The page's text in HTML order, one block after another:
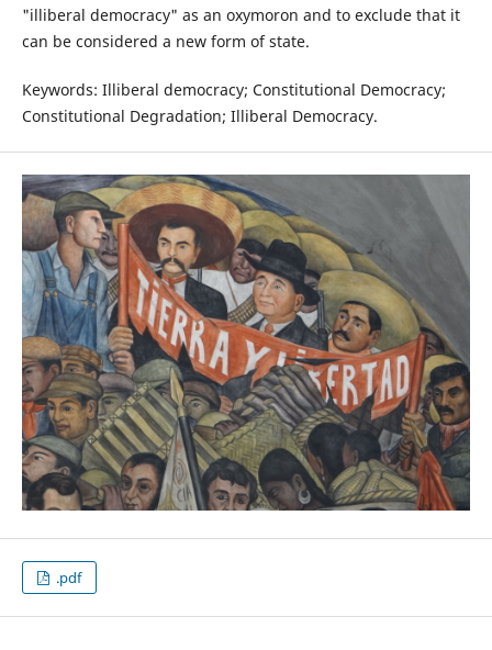
"illiberal democracy" as an oxymoron and to exclude that it
can be considered a new form of state.
Keywords: Illiberal democracy; Constitutional Democracy;
Constitutional Degradation; Illiberal Democracy.
.pdf